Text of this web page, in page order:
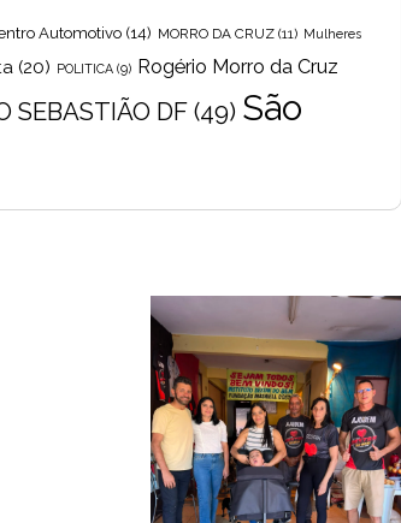
Automotivo (14) MORRO DA CRUZ (11) Mulheres
(20) POLITICA (9) Rogério Morro da Cruz
SEBASTIÃO DF (49) São